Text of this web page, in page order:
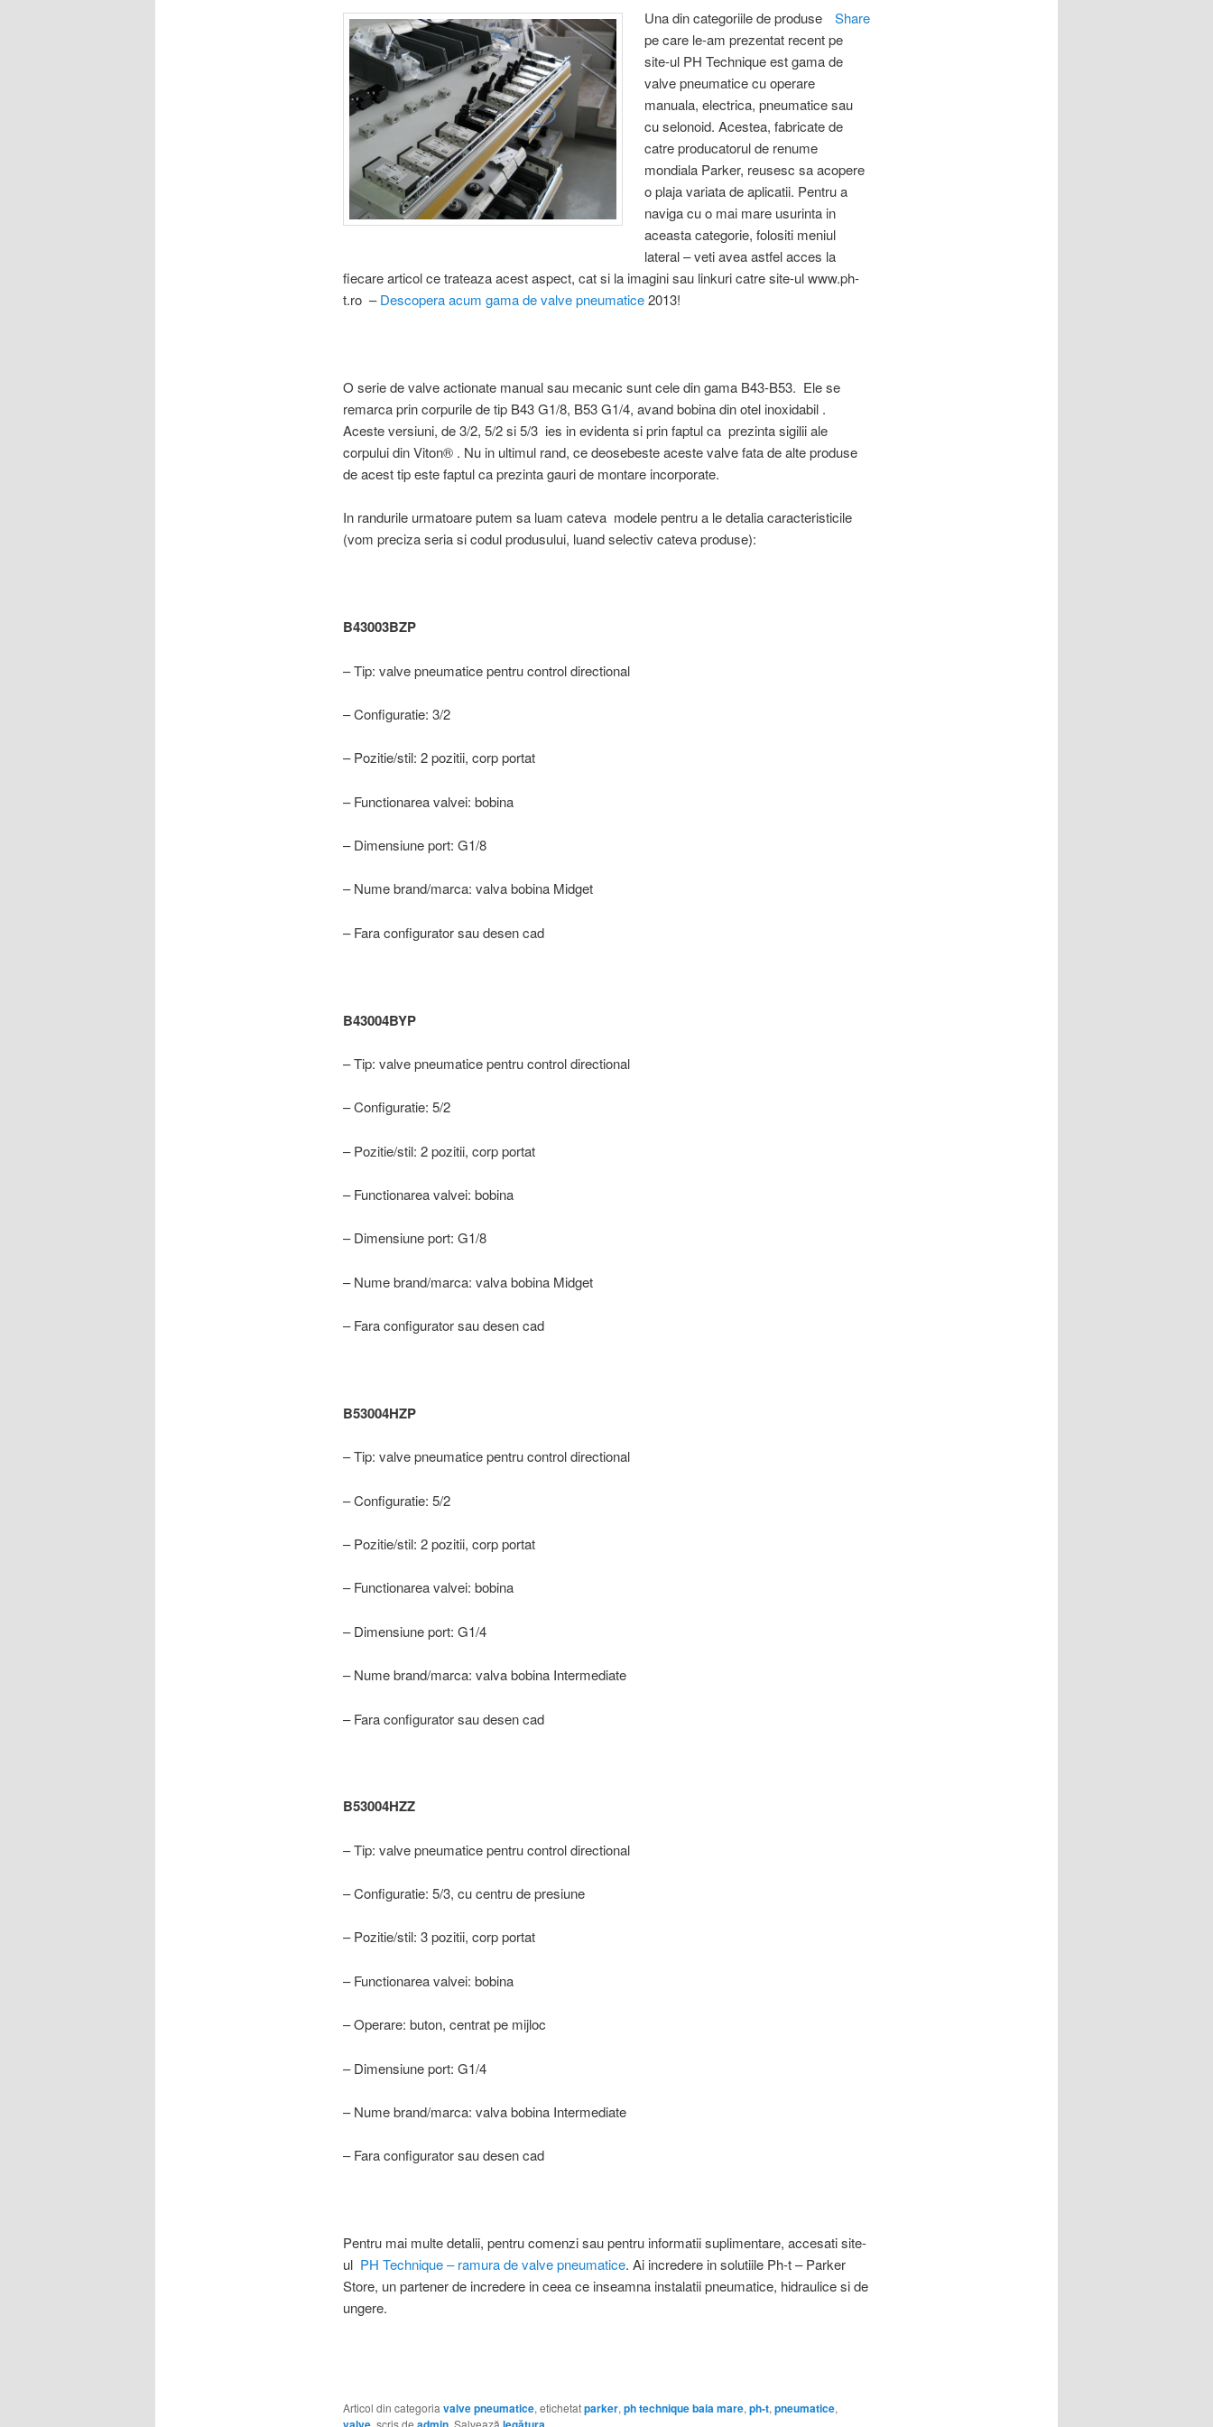
Share
Una din categoriile de produse
pe care le-am prezentat recent pe
site-ul PH Technique est gama de
valve pneumatice cu operare
manuala, electrica, pneumatice sau
cu selonoid. Acestea, fabricate de
catre producatorul de renume
mondiala Parker, reusesc sa acopere
o plaja variata de aplicatii. Pentru a
naviga cu o mai mare usurinta in
aceasta categorie, folositi meniul
lateral – veti avea astfel acces la
fiecare articol ce trateaza acest aspect, cat si la imagini sau linkuri catre site-ul www.ph-
t.ro –Descopera acum gama de valve pneumatice2013!
O serie de valve actionate manual sau mecanic sunt cele din gama B43-B53. Ele se
remarca prin corpurile de tip B43 G1/8, B53 G1/4, avand bobina din otel inoxidabil .
Aceste versiuni, de 3/2, 5/2 si 5/3 ies in evidenta si prin faptul ca prezinta sigilii ale
corpului din Viton® . Nu in ultimul rand, ce deosebeste aceste valve fata de alte produse
de acest tip este faptul ca prezinta gauri de montare incorporate.
In randurile urmatoare putem sa luam cateva modele pentru a le detalia caracteristicile
(vom preciza seria si codul produsului, luand selectiv cateva produse):
B43003BZP
– Tip: valve pneumatice pentru control directional
– Configuratie: 3/2
– Pozitie/stil: 2 pozitii, corp portat
– Functionarea valvei: bobina
– Dimensiune port: G1/8
– Nume brand/marca: valva bobina Midget
– Fara configurator sau desen cad
B43004BYP
– Tip: valve pneumatice pentru control directional
– Configuratie: 5/2
– Pozitie/stil: 2 pozitii, corp portat
– Functionarea valvei: bobina
– Dimensiune port: G1/8
– Nume brand/marca: valva bobina Midget
– Fara configurator sau desen cad
B53004HZP
– Tip: valve pneumatice pentru control directional
– Configuratie: 5/2
– Pozitie/stil: 2 pozitii, corp portat
– Functionarea valvei: bobina
– Dimensiune port: G1/4
– Nume brand/marca: valva bobina Intermediate
– Fara configurator sau desen cad
B53004HZZ
– Tip: valve pneumatice pentru control directional
– Configuratie: 5/3, cu centru de presiune
– Pozitie/stil: 3 pozitii, corp portat
– Functionarea valvei: bobina
– Operare: buton, centrat pe mijloc
– Dimensiune port: G1/4
– Nume brand/marca: valva bobina Intermediate
– Fara configurator sau desen cad
Pentru mai multe detalii, pentru comenzi sau pentru informatii suplimentare, accesati site-
ul PH Technique – ramura de valve pneumatice. Ai incredere in solutiile Ph-t – Parker
Store, un partener de incredere in ceea ce inseamna instalatii pneumatice, hidraulice si de
ungere.
Articol din categoriavalve pneumatice, etichetatparker,ph technique baia mare,ph-t,pneumatice,